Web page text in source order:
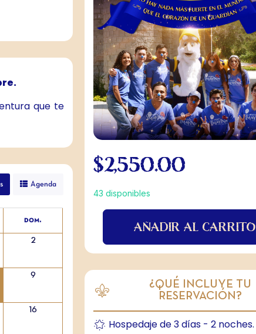
que te
Agenda
dom.
2
9
16
$2,550.00
43 disponibles
AÑADIR AL CARRITO
¿QUÉ INCLUYE TU
RESERVACIÓN?
Hospedaje de 3 días - 2 noches.